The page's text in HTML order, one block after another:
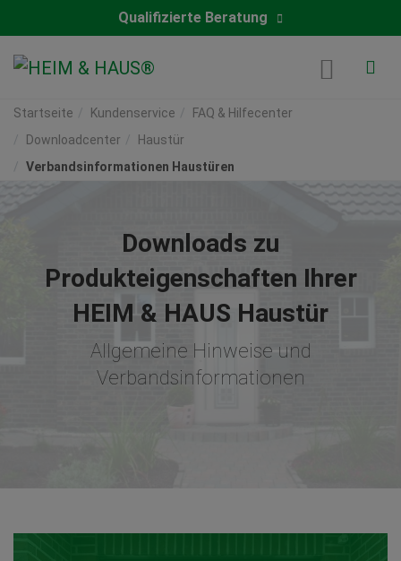
Qualifizierte Beratung
Startseite Kundenservice
FAQ & Hilfecenter
Downloadcenter
Haustür
Verbandsinformationen Haustüren
Downloads zu
Produkteigenschaften Ihrer
HEIM & HAUS Haustür
Allgemeine Hinweise und
Verbandsinformationen